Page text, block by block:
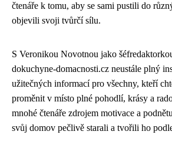
čtenáře k tomu, aby se sami pustili do
objevili svoji tvůrčí sílu.
S Veronikou Novotnou jako
dokuchyne-domacnosti.cz neustále plný
užitečných informací pro všechny, kteří
proměnit v místo plné pohodlí, krásy a
mnohé čtenáře zdrojem motivace a
svůj domov pečlivě starali a tvořili ho